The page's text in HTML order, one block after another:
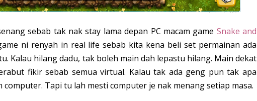
sebab tak nak stay lama depan PC macam game Snake and
ni renyah in real life sebab kita kena beli set permainan ada
Kalau hilang dadu, tak boleh main dah lepastu hilang. Main dekat
fikir sebab semua virtual. Kalau tak ada geng pun tak apa
computer. Tapi tu lah mesti computer je nak menang setiap masa.